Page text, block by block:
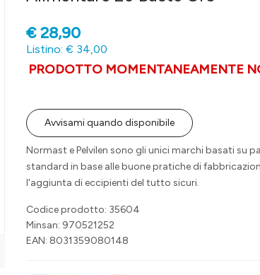
€28,90
Listino: € 34,00
PRODOTTO MOMENTANEAMENTE
Avvisami quando disponibile
Normast e Pelvilen sono gli unici marchi basati su
standard in base alle buone pratiche di
l'aggiunta di eccipienti del tutto sicuri.
Codice prodotto: 35604
Minsan: 970521252
EAN: 8031359080148